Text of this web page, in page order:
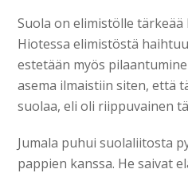
Suola on elimistölle tärkeää
Hiotessa elimistöstä
estetään myös
asema ilmaistiin siten, että
suolaa, eli oli riippuvainen
Jumala puhui suolaliitosta
pappien kanssa. He saivat